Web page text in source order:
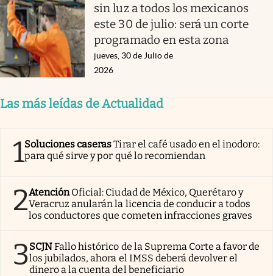
sin luz a todos los mexicanos
este 30 de julio: será un corte
programado en esta zona
jueves, 30 de Julio de
2026
Las más leídas de Actualidad
1Soluciones caserasTirar el café usado en el inodoro:
para qué sirve y por qué lo recomiendan
2AtenciónOficial: Ciudad de México, Querétaro y
Veracruz anularán la licencia de conducir a todos
los conductores que cometen infracciones graves
3SCJNFallo histórico de la Suprema Corte a favor de
los jubilados, ahora el IMSS deberá devolver el
dinero a la cuenta del beneficiario